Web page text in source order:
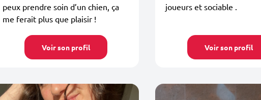
peux prendre soin d’un chien, ça
me ferait plus que plaisir !
Voir son profil
joueurs et sociable .
Voir son profil